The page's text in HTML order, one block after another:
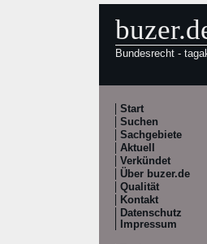
Bundesrecht -
Start
Suchen
Sachgebiete
Aktuell
Verkündet
Über buzer.de
Qualität
Kontakt
Datenschutz
Impressum